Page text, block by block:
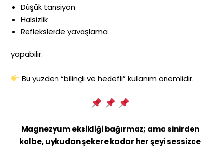
Düşük tansiyon
Halsizlik
Reflekslerde yavaşlama
yapabilir.
Bu yüzden “bilinçli ve hedefli” kullanım önemlidir.
Magnezyum eksikliği bağırmaz; ama sinirden
kalbe, uykudan şekere kadar her şeyi sessizce